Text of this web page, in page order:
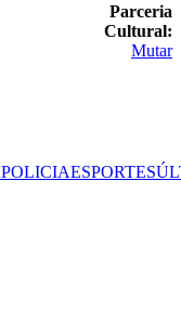
Parceria
Cultural:
Mutar
POLICIAESPORTES